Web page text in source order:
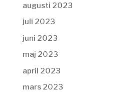
augusti 2023
juli 2023
juni 2023
maj 2023
april 2023
mars 2023